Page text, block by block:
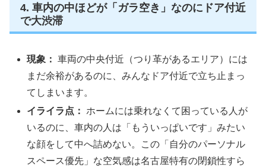
4. 車内の中ほどが「ガラ空き」なのにドア付近
で大渋滞
現象： 車両の中央付近（つり革があるエリア）には
まだ余裕があるのに、みんなドア付近で立ち止まっ
てしまいます。
イライラ点：
ホームには乗れなくて困っている人が
いるのに、車内の人は「もういっぱいです」みたい
な顔をして中へ詰めない。この「自分のパーソナル
スペース優先」な空気感は名古屋特有の閉鎖性すら